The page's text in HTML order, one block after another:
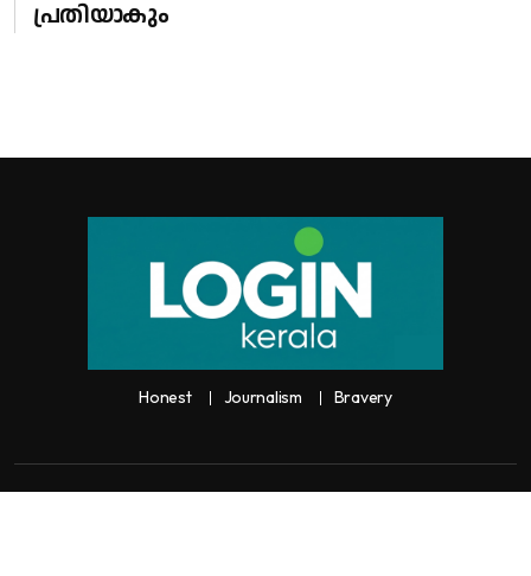
പ്രതിയാകും
Honest Journalism Bravery